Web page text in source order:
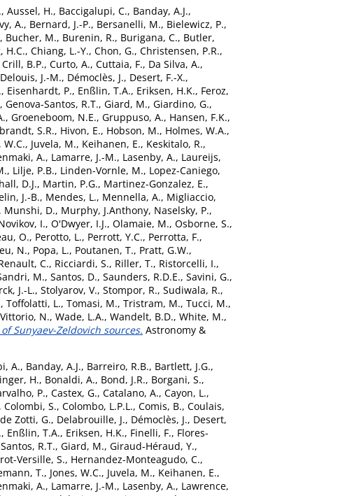
, Aussel, H., Baccigalupi, C., Banday, A.J.,
A., Bernard, J.-P., Bersanelli, M., Bielewicz, P.,
, Bucher, M., Burenin, R., Burigana, C., Butler,
H.C., Chiang, L.-Y., Chon, G., Christensen, P.R.,
Crill, B.P., Curto, A., Cuttaia, F., Da Silva, A.,
Delouis, J.-M., Démoclès, J., Desert, F.-X.,
, Eisenhardt, P., Enßlin, T.A., Eriksen, H.K., Feroz,
, Genova-Santos, R.T., Giard, M., Giardino, G.,
, Groeneboom, N.E., Gruppuso, A., Hansen, F.K.,
S.R., Hivon, E., Hobson, M., Holmes, W.A.,
W.C., Juvela, M., Keihanen, E., Keskitalo, R.,
A., Lamarre, J.-M., Lasenby, A., Laureijs,
, Lilje, P.B., Linden-Vornle, M., Lopez-Caniego,
D.J., Martin, P.G., Martinez-Gonzalez, E.,
J.-B., Mendes, L., Mennella, A., Migliaccio,
, Munshi, D., Murphy, J.Anthony, Naselsky, P.,
I., O'Dwyer, I.J., Olamaie, M., Osborne, S.,
O., Perotto, L., Perrott, Y.C., Perrotta, F.,
N., Popa, L., Poutanen, T., Pratt, G.W.,
C., Ricciardi, S., Riller, T., Ristorcelli, I.,
M., Santos, D., Saunders, R.D.E., Savini, G.,
J.-L., Stolyarov, V., Stompor, R., Sudiwala, R.,
, Toffolatti, L., Tomasi, M., Tristram, M., Tucci, M.,
Vittorio, N., Wade, L.A., Wandelt, B.D., White, M.,
Sunyaev-Zeldovich sources. Astronomy &
A., Banday, A.J., Barreiro, R.B., Bartlett, J.G.,
H., Bonaldi, A., Bond, J.R., Borgani, S.,
P., Castex, G., Catalano, A., Cayon, L.,
, Colombi, S., Colombo, L.P.L., Comis, B., Coulais,
de Zotti, G., Delabrouille, J., Démoclès, J., Desert,
, Enßlin, T.A., Eriksen, H.K., Finelli, F., Flores-
R.T., Giard, M., Giraud-Héraud, Y.,
Versille, S., Hernandez-Monteagudo, C.,
T., Jones, W.C., Juvela, M., Keihanen, E.,
A., Lamarre, J.-M., Lasenby, A., Lawrence,